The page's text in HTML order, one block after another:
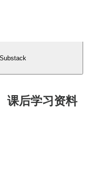
课后学习资料